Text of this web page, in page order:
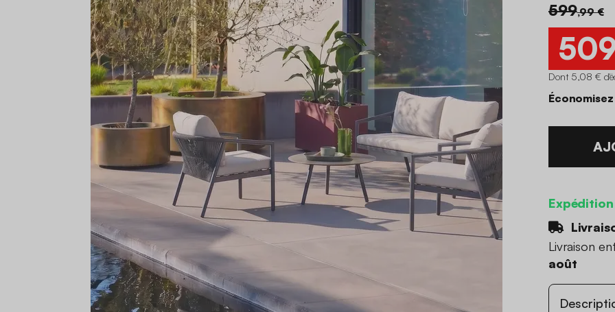
599,99 €
Dont 5,08 €
Livraison
août